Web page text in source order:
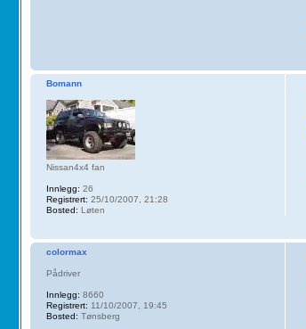
Bomann
Nissan4x4 fan
Innlegg: 26
Registrert: 25/10/2007, 21:28
Bosted: Løten
colormax
Pådriver
Innlegg: 8660
Registrert: 11/10/2007, 19:45
Bosted: Tønsberg